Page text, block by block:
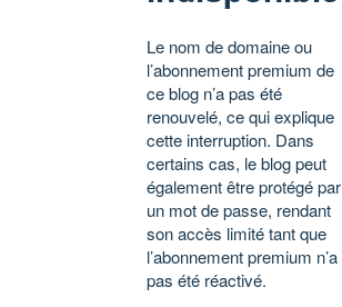
Le nom de domaine ou
l’abonnement premium de
ce blog n’a pas été
renouvelé, ce qui explique
cette interruption. Dans
certains cas, le blog peut
également être protégé par
un mot de passe, rendant
son accès limité tant que
l’abonnement premium n’a
pas été réactivé.